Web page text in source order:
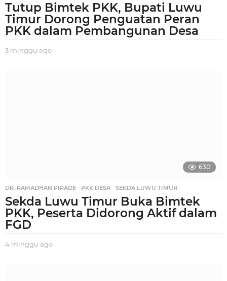
Tutup Bimtek PKK, Bupati Luwu
Timur Dorong Penguatan Peran
PKK dalam Pembangunan Desa
3 minggu ago
630
DR. RAMADHAN PIRADE ,PKK DESA ,SEKDA LUWU TIMUR
Sekda Luwu Timur Buka Bimtek
PKK, Peserta Didorong Aktif dalam
FGD
4 minggu ago